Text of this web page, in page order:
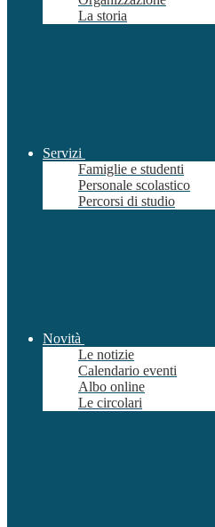
La storia
Servizi
Famiglie e studenti
Personale scolastico
Percorsi di studio
Novità
Le notizie
Calendario eventi
Albo online
Le circolari